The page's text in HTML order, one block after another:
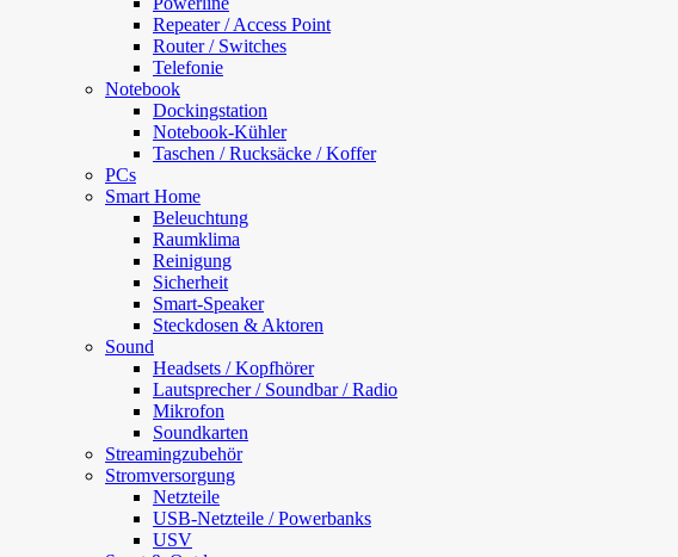
Repeater / Access Point
Router / Switches
Telefonie
Notebook
Dockingstation
Notebook-Kühler
Taschen / Rucksäcke / Koffer
PCs
Smart Home
Beleuchtung
Raumklima
Reinigung
Sicherheit
Smart-Speaker
Steckdosen & Aktoren
Sound
Headsets / Kopfhörer
Lautsprecher / Soundbar / Radio
Mikrofon
Soundkarten
Streamingzubehör
Stromversorgung
Netzteile
USB-Netzteile / Powerbanks
USV